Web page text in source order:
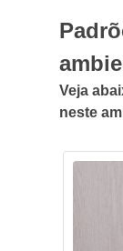
Veja
neste